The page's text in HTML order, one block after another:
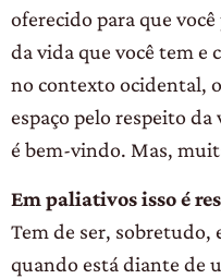
oferecido para que
da vida que você tem e
no contexto ocidental,
espaço pelo respeito
é bem-vindo. Mas,
Em paliativos isso é
Tem de ser, sobretudo,
quando está diante de